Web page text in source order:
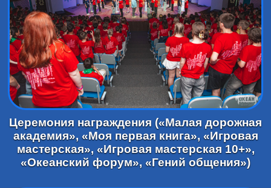
Церемония награждения («Малая дорожная
академия», «Моя первая книга», «Игровая
мастерская», «Игровая мастерская 10+»,
«Океанский форум», «Гений общения»)